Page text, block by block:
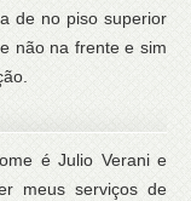
de no piso superior
não na frente e sim
é Julio Verani e
meus serviços de